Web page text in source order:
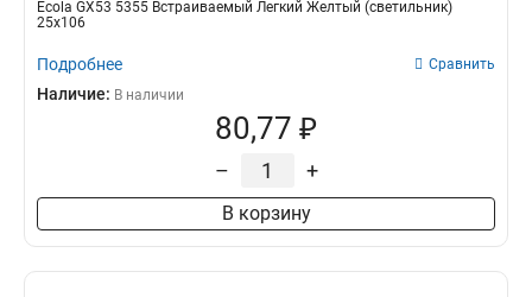
Ecola GX53 5355 Встраиваемый Легкий Желтый (светильник)
25x106
Подробнее Сравнить
Наличие: В наличии
80,77 ₽
– +
В корзину